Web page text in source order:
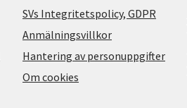
SVs Integritetspolicy, GDPR
Anmälningsvillkor
Hantering av personuppgifter
Om cookies